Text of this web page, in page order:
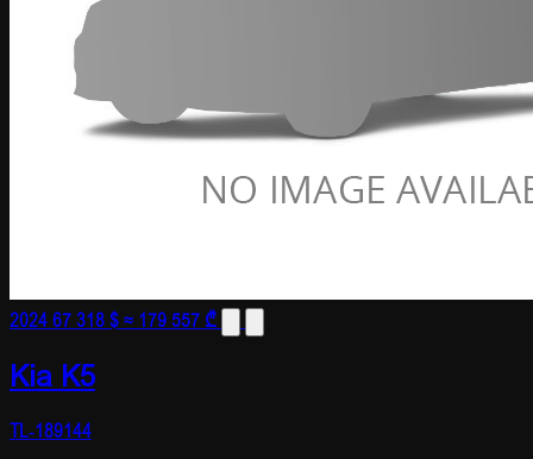
202467 318 $≈ 179 557 ₾
Kia K5
TL-189144